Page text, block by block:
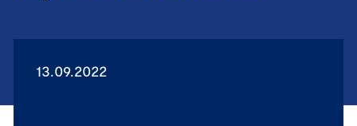
13.09.2022